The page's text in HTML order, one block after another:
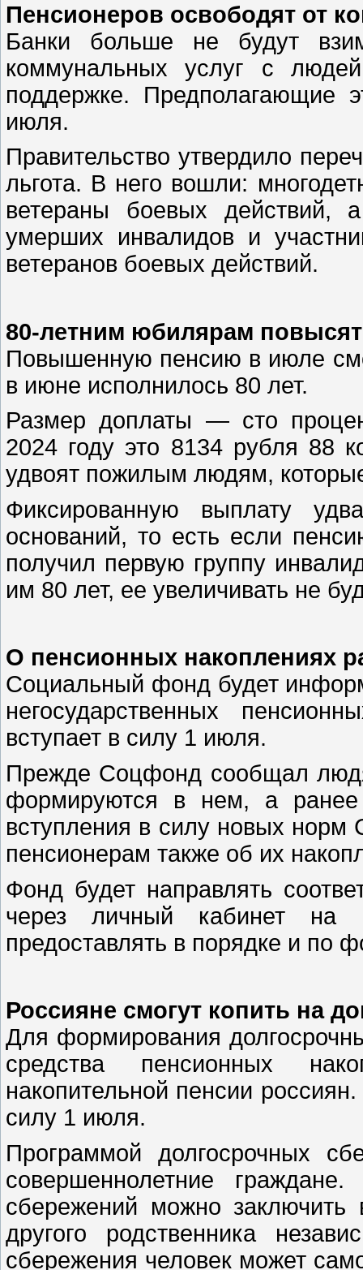
Пенсионеров освободят от
Банки больше не будут
коммунальных услуг с
поддержке. Предполагающие
июля.
Правительство утвердило
льгота. В него вошли:
ветераны боевых
умерших инвалидов и
ветеранов боевых действий.
80-летним юбилярам
Повышенную пенсию в июле
в июне исполнилось 80 лет.
Размер доплаты — сто
2024 году это 8134 рубля 88
удвоят пожилым людям,
Фиксированную выплату
оснований, то есть если
получил первую группу
им 80 лет, ее увеличивать не
О пенсионных накоплениях
Социальный фонд будет
негосударственных
вступает в силу 1 июля.
Прежде Соцфонд сообщал
формируются в нем, а
вступления в силу новых
пенсионерам также об их
Фонд будет направлять
через личный кабинет на
предоставлять в порядке и по
Россияне смогут копить на
Для формирования
средства пенсионных
накопительной пенсии
силу 1 июля.
Программой долгосрочных
совершеннолетние
сбережений можно заключить
другого родственника
сбережения человек может